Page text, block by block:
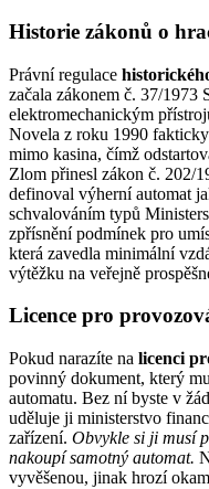
Historie zákonů o
Právní regulace
začala zákonem č. 37/1973
elektromechanickým
Novela z roku 1990
mimo kasina, čímž
Zlom přinesl zákon č. 202/
definoval výherní automat
schvalováním typů
zpřísnění podmínek pro
která zavedla minimální
výtěžku na veřejně
Licence pro
Pokud narazíte na licenci
povinný dokument, který
automatu. Bez ní byste v
uděluje ji ministerstvo
zařízení. Obvykle si ji musí
nakoupí samotný automat.
vyvěšenou, jinak hrozí